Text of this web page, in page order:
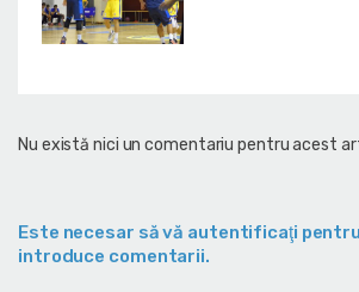
Nu există nici un comentariu pentru acest
Este necesar să vă autentificaţi
introduce comentarii.